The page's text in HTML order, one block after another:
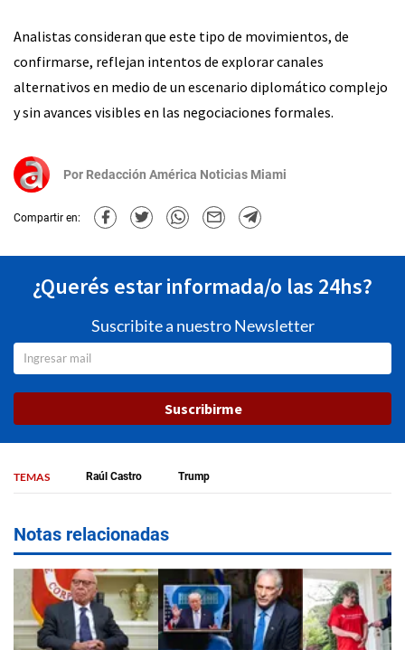
Analistas consideran que este tipo de movimientos, de
confirmarse, reflejan intentos de explorar canales
alternativos en medio de un escenario diplomático complejo
y sin avances visibles en las negociaciones formales.
Por Redacción América Noticias Miami
Compartir en:
¿Querés estar informada/o las 24hs?
Suscribite a nuestro Newsletter
Suscribirme
TEMAS Raúl Castro Trump
Notas relacionadas